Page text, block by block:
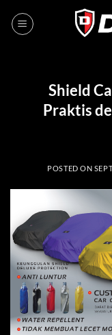
Shield
Praktis
POSTED ON